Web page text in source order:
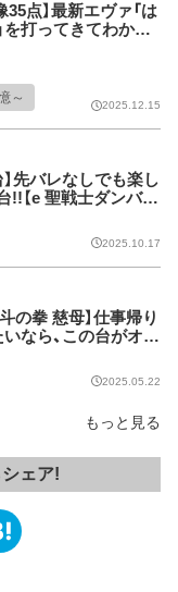
35点】最新エヴァ「は
を打ってきてわかっ
e 新世紀エヴァンゲ
りの記憶～】
～ 2025.12.15
】先バレなしでも楽し
!!【e 聖戦士ダンバイ
2025.10.17
の拳 慈母】仕事帰り
なら、この台がオス
2025.05.22
もっと見る
ェア!